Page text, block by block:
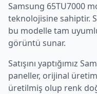
Samsung 65TU7000
teknolojisine sahiptir.
bu modelle tam
görüntü sunar.
Satışını yaptığımız
paneller, orijinal
üretilmiş olup renk